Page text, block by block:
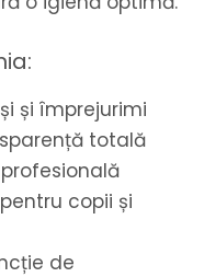
și împrejurimi
totală
copii și
de